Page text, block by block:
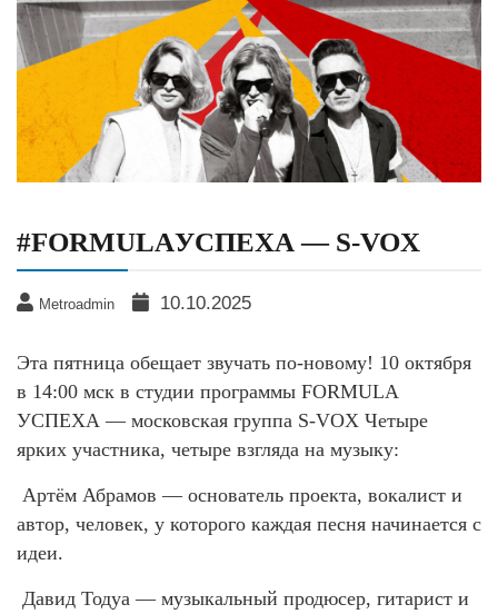
#FORMULAУСПЕХА — S-VOX
Metroadmin 10.10.2025
Эта пятница обещает звучать по-новому! 10 октября
в 14:00 мск в студии программы FORMULA
УСПЕХА — московская группа S-VOX Четыре
ярких участника, четыре взгляда на музыку:
Артём Абрамов — основатель проекта, вокалист и
автор, человек, у которого каждая песня начинается с
идеи.
Давид Тодуа — музыкальный продюсер, гитарист и